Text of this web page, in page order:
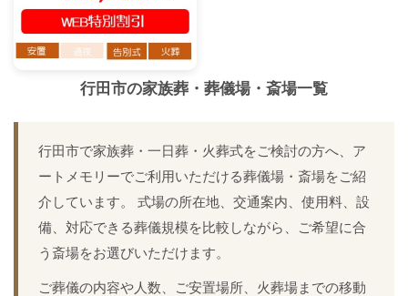
行田市の家族葬・葬儀場・斎場一覧
行田市で家族葬・一日葬・火葬式をご検討の方へ、ア
ートメモリーでご利用いただける葬儀場・斎場をご紹
介しています。 式場の所在地、交通案内、使用料、設
備、対応できる葬儀規模を比較しながら、ご希望に合
う斎場をお選びいただけます。
ご葬儀の内容や人数、ご安置場所、火葬場までの移動